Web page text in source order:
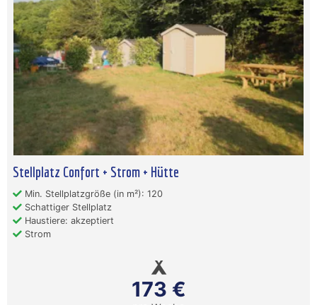
Stellplatz Confort + Strom + Hütte
Min. Stellplatzgröße (in m²): 120
Schattiger Stellplatz
Haustiere: akzeptiert
Strom
173 €